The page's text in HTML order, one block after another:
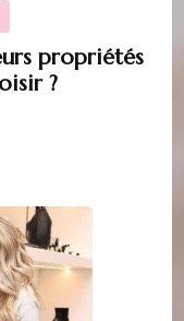
propriétés
?